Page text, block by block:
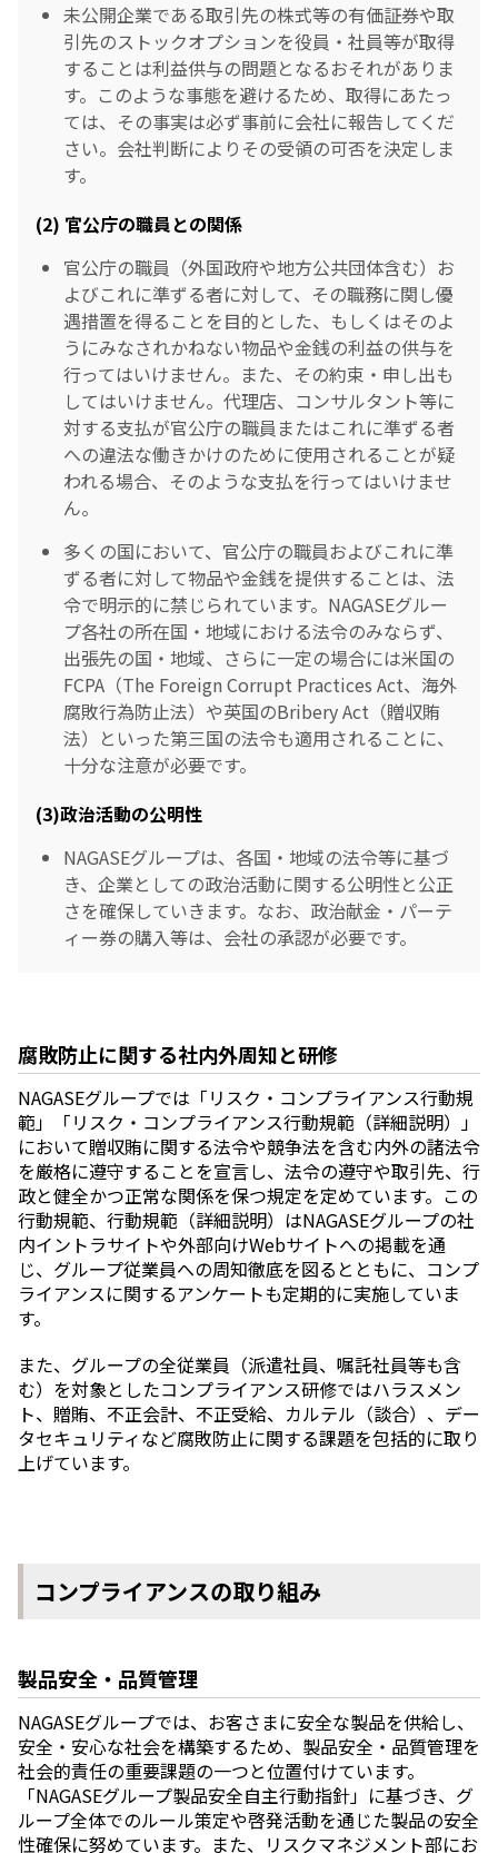
未公開企業である取引先の株式等の有価証券や取
引先のストックオプションを役員・社員等が取得
することは利益供与の問題となるおそれがありま
す。このような事態を避けるため、取得にあたっ
ては、その事実は必ず事前に会社に報告してくだ
さい。会社判断によりその受領の可否を決定しま
す。
(2) 官公庁の職員との関係
官公庁の職員（外国政府や地方公共団体含む）お
よびこれに準ずる者に対して、その職務に関し優
遇措置を得ることを目的とした、もしくはそのよ
うにみなされかねない物品や金銭の利益の供与を
行ってはいけません。また、その約束・申し出も
してはいけません。代理店、コンサルタント等に
対する支払が官公庁の職員またはこれに準ずる者
への違法な働きかけのために使用されることが疑
われる場合、そのような支払を行ってはいけませ
ん。
多くの国において、官公庁の職員およびこれに準
ずる者に対して物品や金銭を提供することは、法
令で明示的に禁じられています。NAGASEグルー
プ各社の所在国・地域における法令のみならず、
出張先の国・地域、さらに一定の場合には米国の
FCPA（The Foreign Corrupt Practices Act、海外
腐敗行為防止法）や英国のBribery Act（贈収賄
法）といった第三国の法令も適用されることに、
十分な注意が必要です。
(3)政治活動の公明性
NAGASEグループは、各国・地域の法令等に基づ
き、企業としての政治活動に関する公明性と公正
さを確保していきます。なお、政治献金・パーテ
ィー券の購入等は、会社の承認が必要です。
腐敗防止に関する社内外周知と研修
NAGASEグループでは「リスク・コンプライアンス行動規
範」「リスク・コンプライアンス行動規範（詳細説明）」
において贈収賄に関する法令や競争法を含む内外の諸法令
を厳格に遵守することを宣言し、法令の遵守や取引先、行
政と健全かつ正常な関係を保つ規定を定めています。この
行動規範、行動規範（詳細説明）はNAGASEグループの社
内イントラサイトや外部向けWebサイトへの掲載を通
じ、グループ従業員への周知徹底を図るとともに、コンプ
ライアンスに関するアンケートも定期的に実施していま
す。
また、グループの全従業員（派遣社員、嘱託社員等も含
む）を対象としたコンプライアンス研修ではハラスメン
ト、贈賄、不正会計、不正受給、カルテル（談合）、デー
タセキュリティなど腐敗防止に関する課題を包括的に取り
上げています。
コンプライアンスの取り組み
製品安全・品質管理
NAGASEグループでは、お客さまに安全な製品を供給し、
安全・安心な社会を構築するため、製品安全・品質管理を
社会的責任の重要課題の一つと位置付けています。
「NAGASEグループ製品安全自主行動指針」に基づき、グ
ループ全体でのルール策定や啓発活動を通じた製品の安全
性確保に努めています。また、リスクマネジメント部にお